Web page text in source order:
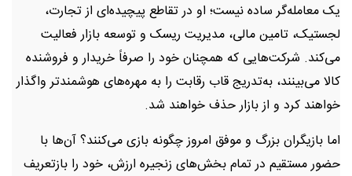
یک معامله‌گر ساده نیست؛ او در تقاطع پیچیده‌ای از تجارت،
لجستیک، تامین مالی، مدیریت ریسک و توسعه بازار فعالیت
می‌کند. شرکت‌هایی که همچنان خود را صرفاً خریدار و فروشنده
کالا می‌بینند، به‌تدریج قاب رقابت را به مهره‌های هوشمندتر واگذار
خواهند کرد و از بازار حذف خواهند شد.
اما بازیگران بزرگ و موفق امروز چگونه بازی می‌کنند؟ آن‌ها با
حضور مستقیم در تمام بخش‌های زنجیره ارزش، خود را بازتعریف